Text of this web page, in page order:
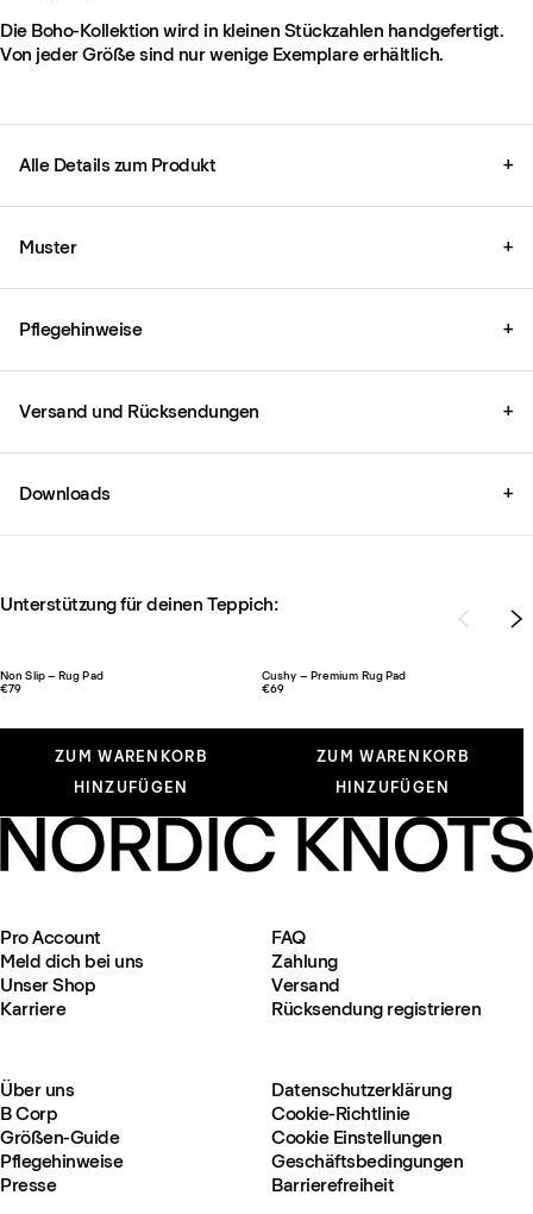
Die Boho-Kollektion wird in kleinen Stückzahlen handgefertigt.
Von jeder Größe sind nur wenige Exemplare erhältlich.
Alle Details zum Produkt +
Muster +
Pflegehinweise +
Versand und Rücksendungen +
Downloads +
Unterstützung für deinen Teppich:
Non Slip – Rug Pad
€79
ZUM WARENKORB
HINZUFÜGEN
Cushy – Premium Rug Pad
€69
ZUM WARENKORB
HINZUFÜGEN
Pro Account
Meld dich bei uns
Unser Shop
Karriere
FAQ
Zahlung
Versand
Rücksendung registrieren
Über uns
B Corp
Größen-Guide
Pflegehinweise
Presse
Datenschutzerklärung
Cookie-Richtlinie
Cookie Einstellungen
Geschäftsbedingungen
Barrierefreiheit